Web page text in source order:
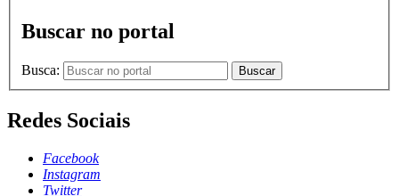
Buscar no portal
Busca: Buscar
Redes Sociais
Facebook
Instagram
Twitter